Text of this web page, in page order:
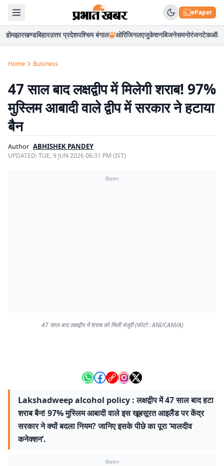
ePaper
होमझारखण्डबिहारउत्तर प्रदेशपश्चिम बंगाल ओरिजिनलएजुकेशनबिजनेसमनोरंजनटेकऑटो
Home Business
47 साल बाद लक्षद्वीप में मिलेगी शराब! 97%
मुस्लिम आबादी वाले द्वीप में सरकार ने हटाया
बैन
Author ABHISHEK PANDEY
UPDATED:TUE, 9 JUN 2026 06:31 PM (IST)
विज्ञापन
47 साल बाद लक्षद्वीप में शराब को मिली मंजूरी (फोटो : ANI/CANVA)
Lakshadweep alcohol policy : लक्षद्वीप में 47 साल बाद हटा
शराब बैन! 97% मुस्लिम आबादी वाले इस खूबसूरत आइलैंड पर केंद्र
सरकार ने क्यों बदला नियम? जानिए इसके पीछे का पूरा ‘मालदीव
कनेक्शन’.
विज्ञापन